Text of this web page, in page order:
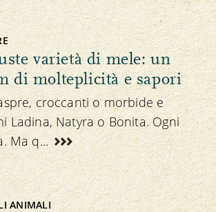
varietà di mele: un
di molteplicità e sapori
croccanti o morbide e
Ladina, Natyra o Bonita. Ogni
Ma q...
ANIMALI